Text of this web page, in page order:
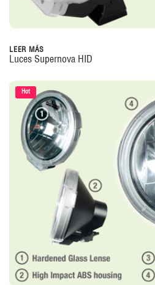
LEER MÁS
Luces Supernova HID
Hot